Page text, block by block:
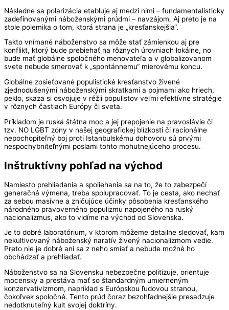
Následne sa polarizácia etabluje aj medzi nimi – fundamentalisticky
zadefinovanými náboženskými prúdmi – navzájom. Aj preto je na
stole polemika o tom, ktorá strana je „kresťanskejšia“.
Takto vnímané náboženstvo sa môže stať zámienkou aj pre
konflikt, ktorý bude prebiehať na rôznych úrovniach lokálne, no
bude mať globálne spoločného menovateľa a v globalizovanom
svete nebude smerovať k „spontánnemu“ mierovému koncu.
Globálne zosieťované populistické kresťanstvo živené
zjednodušenými náboženskými skratkami a pojmami ako hriech,
peklo, skaza si osvojuje v réžii populistov veľmi efektívne stratégie
v rôznych častiach Európy či sveta.
Príkladom je ruská štátna moc a jej prepojenie na pravoslávie či
tzv. NO LGBT zóny v našej geografickej blízkosti či racionálne
nepochopiteľný boj proti Istanbulskému dohovoru sú prvými
nespochybniteľnými poslami tohto mohutnejúceho procesu.
Inštruktívny pohľad na východ
Namiesto prehliadania a spoliehania sa na to, že to zabezpečí
generačná výmena, treba spolupracovať. To je cesta, ako nechať
za sebou masívne a zničujúce účinky pôsobenia kresťanského
národného pravoverného populizmu napojeného na ruský
nacionalizmus, ako to vidíme na východ od Slovenska.
Je to dobré laboratórium, v ktorom môžeme detailne sledovať, kam
nekultivovaný náboženský naratív živený nacionalizmom vedie.
Preto nie je dobré ani sa z neho smiať a nebude možné ho
obchádzať a prehliadať.
Náboženstvo sa na Slovensku nebezpečne politizuje, orientuje
mocensky a prestáva mať so štandardným umierneným
konzervativizmom, napríklad s Európskou ľudovou stranou,
čokoľvek spoločné. Tento prúd čoraz bezohľadnejšie presadzuje
nedotknuteľný kult svojej doktríny.